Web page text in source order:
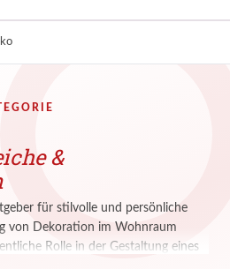
&
für stilvolle und persönliche
von Dekoration im Wohnraum
Rolle in der Gestaltung eines